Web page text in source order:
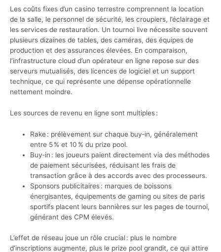
Les coûts fixes d’un casino terrestre comprennent la location
de la salle, le personnel de sécurité, les croupiers, l’éclairage et
les services de restauration. Un tournoi live nécessite souvent
plusieurs dizaines de tables, des caméras, des équipes de
production et des assurances élevées. En comparaison,
l’infrastructure cloud d’un opérateur en ligne repose sur des
serveurs mutualisés, des licences de logiciel et un support
technique, ce qui représente une dépense opérationnelle
nettement moindre.
Les sources de revenu en ligne sont multiples :
Rake : prélèvement sur chaque buy‑in, généralement
entre 5 % et 10 % du prize pool.
Buy‑in : les joueurs paient directement via des méthodes
de paiement sécurisées, réduisant les frais de
transaction grâce à des accords avec des processeurs.
Sponsors publicitaires : marques de boissons
énergisantes, équipements de gaming ou sites de paris
sportifs placent leurs bannières sur les pages de tournoi,
générant des CPM élevés.
L’effet de réseau joue un rôle crucial : plus le nombre
d’inscriptions augmente, plus le prize pool grandit, ce qui attire